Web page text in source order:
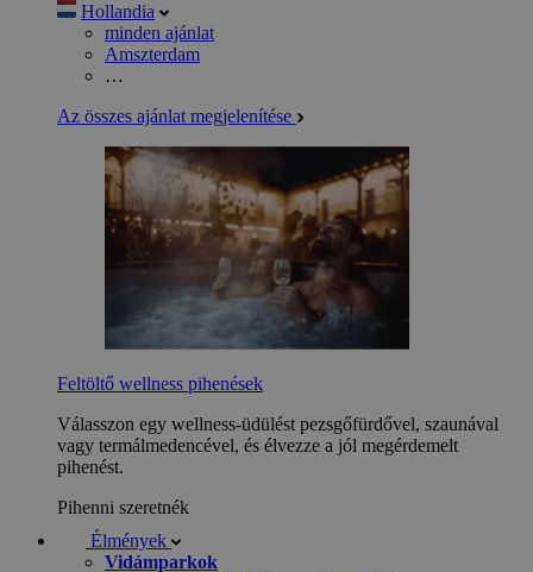
Hollandia
minden ajánlat
Amszterdam
…
Az összes ajánlat megjelenítése
Feltöltő wellness pihenések
Válasszon egy wellness-üdülést pezsgőfürdővel, szaunával
vagy termálmedencével, és élvezze a jól megérdemelt
pihenést.
Pihenni szeretnék
Élmények
Vidámparkok